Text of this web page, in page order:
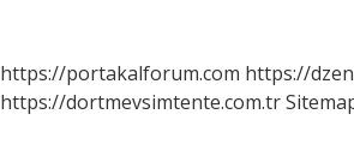
https://portakalforum.com https://
https://dortmevsimtente.com.tr